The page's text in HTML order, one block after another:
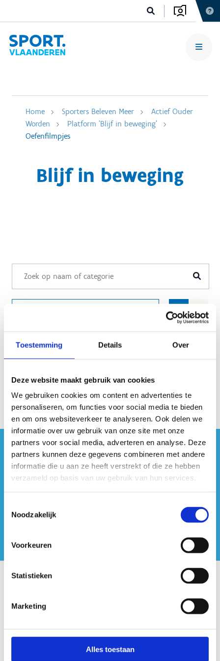
Toestemming Details Over
Deze website maakt gebruik van cookies
We gebruiken cookies om content en advertenties te
personaliseren, om functies voor social media te bieden
en om ons websiteverkeer te analyseren. Ook delen we
informatie over uw gebruik van onze site met onze
partners voor social media, adverteren en analyse. Deze
partners kunnen deze gegevens combineren met andere
informatie die u aan ze heeft verstrekt of die ze hebben
verzameld op basis van uw gebruik van hun services.
Noodzakelijk
Voorkeuren
Statistieken
Marketing
Alles toestaan
Home Sporters Beleven Meer
Actief Ouder
Worden
Platform 'Blijf in beweging'
Oefenfilmpjes
Blijf in beweging
#sportersbelevenmeer
ook op sociale media
Sport Vlaanderen Hoofdzetel
Simon Bolivarlaan 17
Over ons